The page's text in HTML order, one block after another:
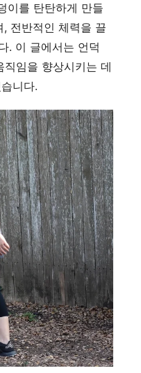
이를 탄탄하게 만들
전반적인 체력을 끌
. 이 글에서는 언덕
임을 향상시키는 데
니다.